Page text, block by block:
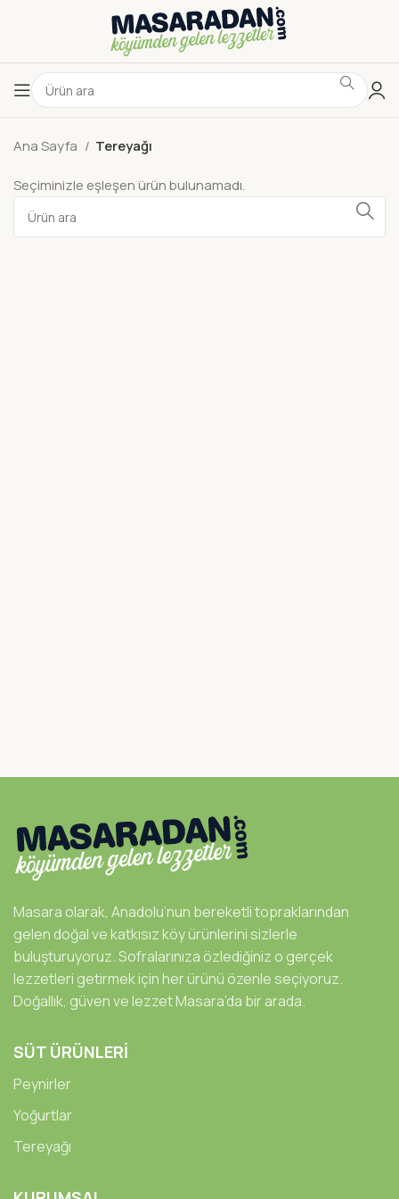
Ana Sayfa Tereyağı
Seçiminizle eşleşen ürün bulunamadı.
Masara olarak, Anadolu’nun bereketli topraklarından
gelen doğal ve katkısız köy ürünlerini sizlerle
buluşturuyoruz. Sofralarınıza özlediğiniz o gerçek
lezzetleri getirmek için her ürünü özenle seçiyoruz.
Doğallık, güven ve lezzet Masara’da bir arada.
SÜT ÜRÜNLERİ
Peynirler
Yoğurtlar
Tereyağı